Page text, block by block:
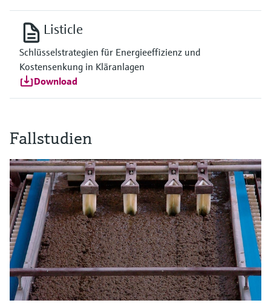
Listicle
Schlüsselstrategien für Energieeffizienz und
Kostensenkung in Kläranlagen
Download
Fallstudien